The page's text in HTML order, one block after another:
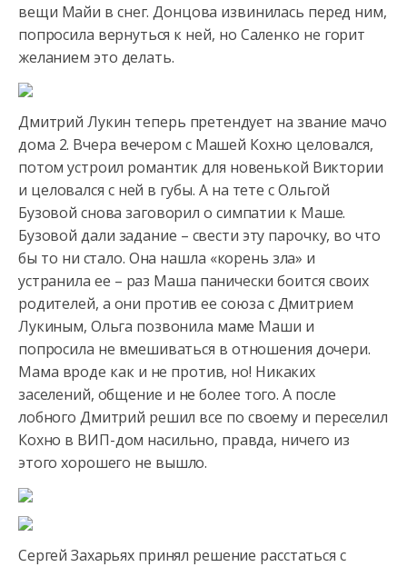
вещи Майи в снег. Донцова извинилась перед ним,
попросила вернуться к ней, но Саленко не горит
желанием это делать.
Дмитрий Лукин теперь претендует на звание мачо
дома 2. Вчера вечером с Машей Кохно целовался,
потом устроил романтик для новенькой Виктории
и целовался с ней в губы. А на тете с Ольгой
Бузовой снова заговорил о симпатии к Маше.
Бузовой дали задание – свести эту парочку, во что
бы то ни стало. Она нашла «корень зла» и
устранила ее – раз Маша панически боится своих
родителей, а они против ее союза с Дмитрием
Лукиным, Ольга позвонила маме Маши и
попросила не вмешиваться в отношения дочери.
Мама вроде как и не против, но! Никаких
заселений, общение и не более того. А после
лобного Дмитрий решил все по своему и переселил
Кохно в ВИП-дом насильно, правда, ничего из
этого хорошего не вышло.
Сергей Захарьях принял решение расстаться с